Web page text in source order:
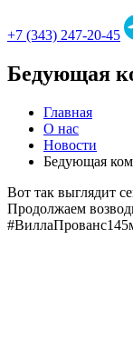
+7 (343) 247-20-45
Бедующая
Главная
О нас
Новости
Бедующая
Вот так выглядит
Продолжаем